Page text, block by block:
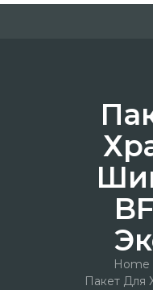
Home
Пакет Для